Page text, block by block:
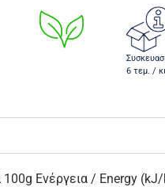
6 τεμ. /
Ενέργεια / Energy